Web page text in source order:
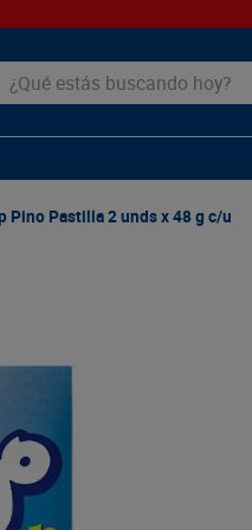
estás buscando hoy?
Pino Pastilla 2 unds x 48 g c/u